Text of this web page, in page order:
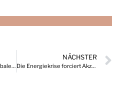
Die Teuerung und die globale Veränderung des Kaufverhaltens
NÄCHSTER
Die Energiekrise forciert Akzeptanz und Ausbau „grüner“ Energieprojekte